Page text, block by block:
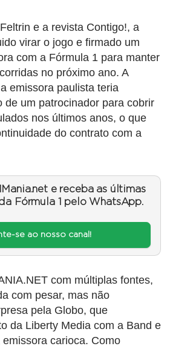
e a revista Contigo!, a
virar o jogo e firmado um
com a Fórmula 1 para manter
no próximo ano. A
emissora paulista teria
de um patrocinador para cobrir
nos últimos anos, o que
do contrato com a
e receba as últimas
Fórmula 1 pelo WhatsApp.
se ao nosso canal!
com múltiplas fontes,
com pesar, mas não
pela Globo, que
da Liberty Media com a Band e
carioca. Como